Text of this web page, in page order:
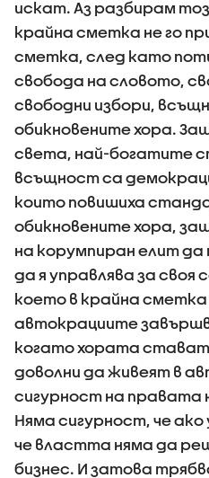
искат. Аз разбирам
крайна сметка не го
сметка, след като
свобода на словото,
свободни избори,
обикновените хора.
света, най-богатите
всъщност са
които повишиха
обикновените хора,
на корумпиран елит
да я управлява за своя
което в крайна
автокрациите
когато хората
доволни да живеят в
сигурност на правата
Няма сигурност, че ако
че властта няма да
бизнес. И затова